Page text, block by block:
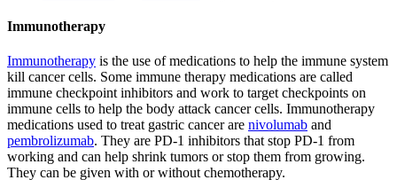
Immunotherapy
Immunotherapy is the use of medications to help the immune system
kill cancer cells. Some immune therapy medications are called
immune checkpoint inhibitors and work to target checkpoints on
immune cells to help the body attack cancer cells. Immunotherapy
medications used to treat gastric cancer are nivolumab and
pembrolizumab. They are PD-1 inhibitors that stop PD-1 from
working and can help shrink tumors or stop them from growing.
They can be given with or without chemotherapy.